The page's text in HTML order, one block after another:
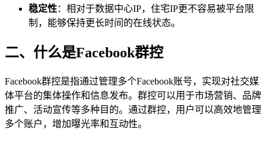
稳定性：相对于数据中心IP，住宅IP更不容易被平台限
制，能够保持更长时间的在线状态。
二、什么是Facebook群控
Facebook群控是指通过管理多个Facebook账号，实现对社交媒
体平台的集体操作和信息发布。群控可以用于市场营销、品牌
推广、活动宣传等多种目的。通过群控，用户可以高效地管理
多个账户，增加曝光率和互动性。